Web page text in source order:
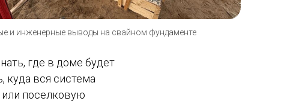
и инженерные выводы на свайном фундаменте
где в доме будет
куда вся система
или поселковую